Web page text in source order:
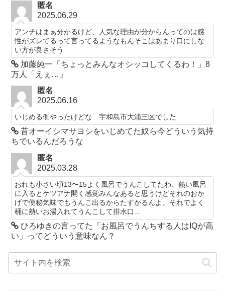
匿名
2025.06.29
アンチはまぁ分かるけど、人気な理由が分からんってのは感
性がズレてるって言ってるようなもんそこはあまり口にしな
い方が良さそう
加藤純一「ちょっとみんなオシッコしてくるわ！」8
万人「えぇ…」
匿名
2025.06.16
いじめる側やったけどな 宇和島市大浦三区でした
昔オーイシマサヨシをいじめてた奴ら今どういう気持
ちでいるんだろうな
匿名
2025.03.28
おれも小さい頃13〜15よく風呂でうんこしてたわ、熱い風呂
に入るとケツアナ開く感覚みんなあると思うけどそれのおか
げで便秘気味でもうんこ出るからたすかるんよ。それでよく
桶に熱いお湯入れてうんこして排水口...
ひろゆきの言ってた「お風呂でうんちする人はIQが高
い」ってどういう意味なん？